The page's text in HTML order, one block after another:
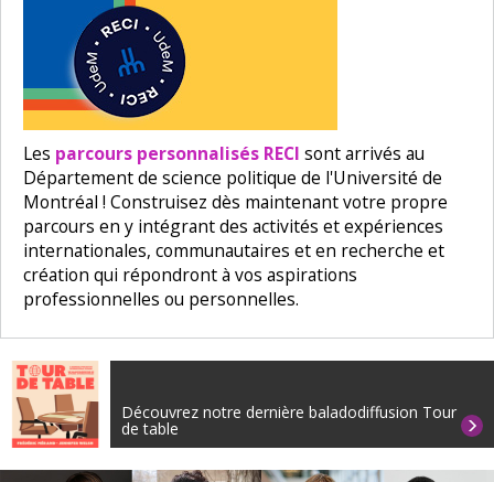
Les parcours personnalisés RECI sont arrivés au
Département de science politique de l'Université de
Montréal ! Construisez dès maintenant votre propre
parcours en y intégrant des activités et expériences
internationales, communautaires et en recherche et
création qui répondront à vos aspirations
professionnelles ou personnelles.
Découvrez notre dernière baladodiffusion Tour
de table